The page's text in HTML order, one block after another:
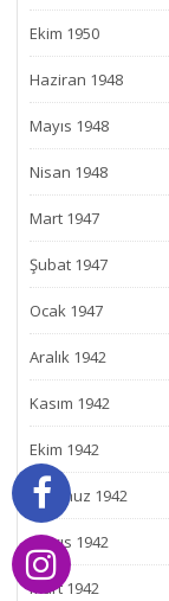
Ekim 1950
Haziran 1948
Mayıs 1948
Nisan 1948
Mart 1947
Şubat 1947
Ocak 1947
Aralık 1942
Kasım 1942
Ekim 1942
Temmuz 1942
Mayıs 1942
Mart 1942